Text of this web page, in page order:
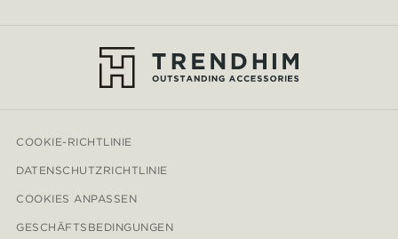
COOKIE-RICHTLINIE
DATENSCHUTZRICHTLINIE
COOKIES ANPASSEN
GESCHÄFTSBEDINGUNGEN